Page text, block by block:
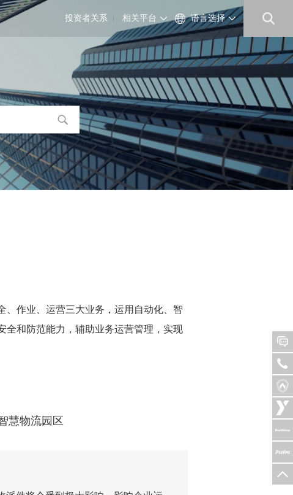
语言选择
相关平台
投资者关系
、作业、运营三大业务，运用自动化、智
全和防范能力，辅助业务运营管理，实现
慧物流园区